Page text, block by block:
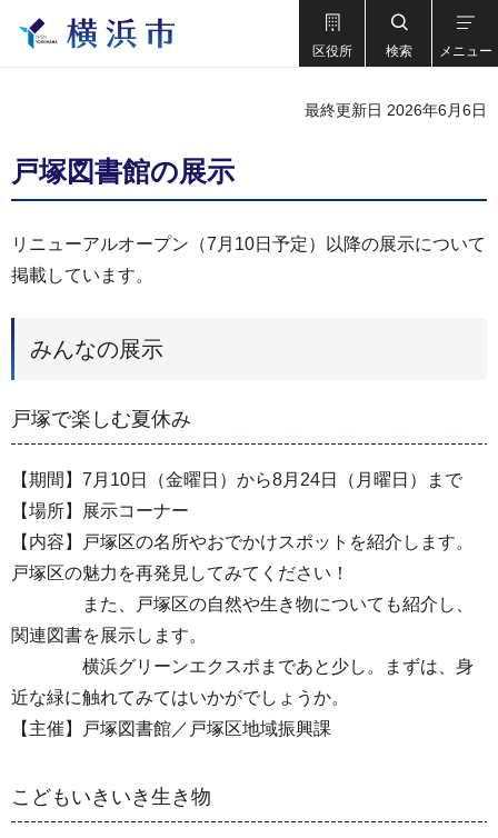
区役所 検索 メニュー
最終更新日 2026年6月6日
戸塚図書館の展示
リニューアルオープン（7月10日予定）以降の展示について
掲載しています。
みんなの展示
戸塚で楽しむ夏休み
【期間】7月10日（金曜日）から8月24日（月曜日）まで
【場所】展示コーナー
【内容】戸塚区の名所やおでかけスポットを紹介します。
戸塚区の魅力を再発見してみてください！
また、戸塚区の自然や生き物についても紹介し、
関連図書を展示します。
横浜グリーンエクスポまであと少し。まずは、身
近な緑に触れてみてはいかがでしょうか。
【主催】戸塚図書館／戸塚区地域振興課
こどもいきいき生き物